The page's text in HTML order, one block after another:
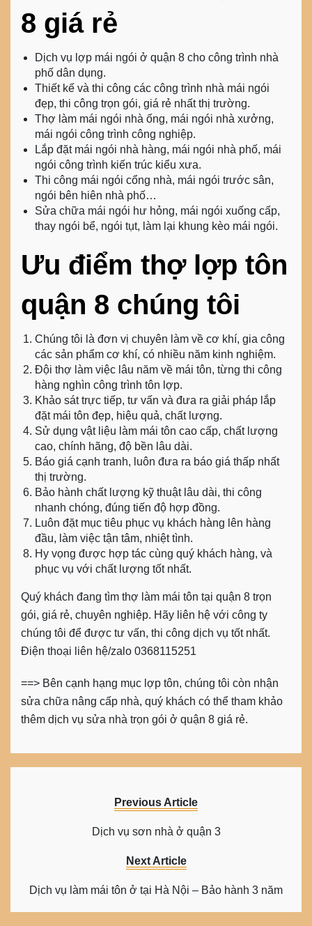
8 giá rẻ
Dịch vụ lợp mái ngói ở quận 8 cho công trình nhà
phố dân dụng.
Thiết kế và thi công các công trình nhà mái ngói
đẹp, thi công trọn gói, giá rẻ nhất thị trường.
Thợ làm mái ngói nhà ống, mái ngói nhà xưởng,
mái ngói công trình công nghiệp.
Lắp đặt mái ngói nhà hàng, mái ngói nhà phố, mái
ngói công trình kiến trúc kiểu xưa.
Thi công mái ngói cổng nhà, mái ngói trước sân,
ngói bên hiên nhà phố…
Sửa chữa mái ngói hư hỏng, mái ngói xuống cấp,
thay ngói bể, ngói tụt, làm lại khung kèo mái ngói.
Ưu điểm thợ lợp tôn
quận 8 chúng tôi
Chúng tôi là đơn vị chuyên làm về cơ khí, gia công
các sản phẩm cơ khí, có nhiều năm kinh nghiệm.
Đội thợ làm việc lâu năm về mái tôn, từng thi công
hàng nghìn công trình tôn lợp.
Khảo sát trực tiếp, tư vấn và đưa ra giải pháp lắp
đặt mái tôn đẹp, hiệu quả, chất lượng.
Sử dụng vật liệu làm mái tôn cao cấp, chất lượng
cao, chính hãng, độ bền lâu dài.
Báo giá cạnh tranh, luôn đưa ra báo giá thấp nhất
thị trường.
Bảo hành chất lượng kỹ thuật lâu dài, thi công
nhanh chóng, đúng tiến độ hợp đồng.
Luôn đặt mục tiêu phục vụ khách hàng lên hàng
đầu, làm việc tận tâm, nhiệt tình.
Hy vọng được hợp tác cùng quý khách hàng, và
phục vụ với chất lượng tốt nhất.
Quý khách đang tìm thợ làm mái tôn tại quận 8 trọn
gói, giá rẻ, chuyên nghiệp. Hãy liên hệ với công ty
chúng tôi để được tư vấn, thi công dịch vụ tốt nhất.
Điện thoại liên hệ/zalo 0368115251
==> Bên cạnh hạng mục lợp tôn, chúng tôi còn nhận
sửa chữa nâng cấp nhà, quý khách có thể tham khảo
thêm dịch vụ sửa nhà trọn gói ở quận 8 giá rẻ.
Previous Article
Dịch vụ sơn nhà ở quận 3
Next Article
Dịch vụ làm mái tôn ở tại Hà Nội – Bảo hành 3 năm